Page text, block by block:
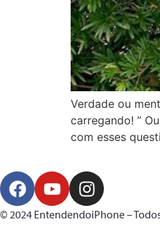
Verdade ou
carregando! ”
com esses
© 2024 EntendendoiPhone –